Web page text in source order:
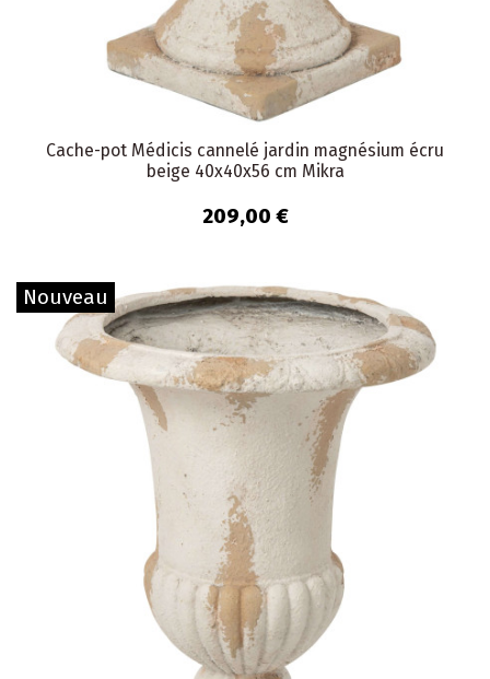
Cache-pot Médicis cannelé jardin magnésium écru
beige 40x40x56 cm Mikra
209,00 €
Nouveau